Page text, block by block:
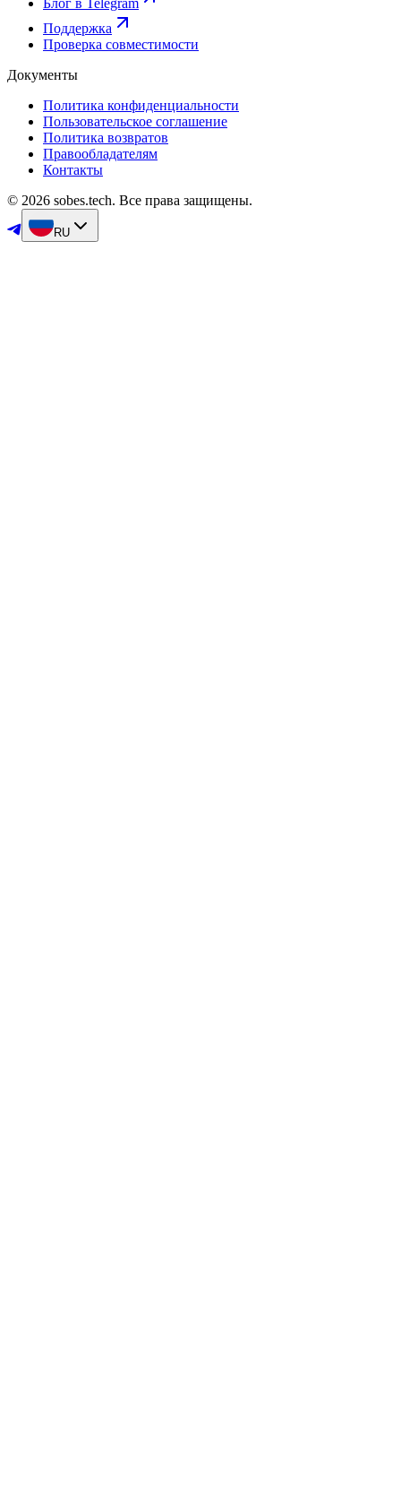
Поддержка
Проверка совместимости
Документы
Политика конфиденциальности
Пользовательское соглашение
Политика возвратов
Правообладателям
Контакты
© 2026 sobes.tech. Все права защищены.
RU